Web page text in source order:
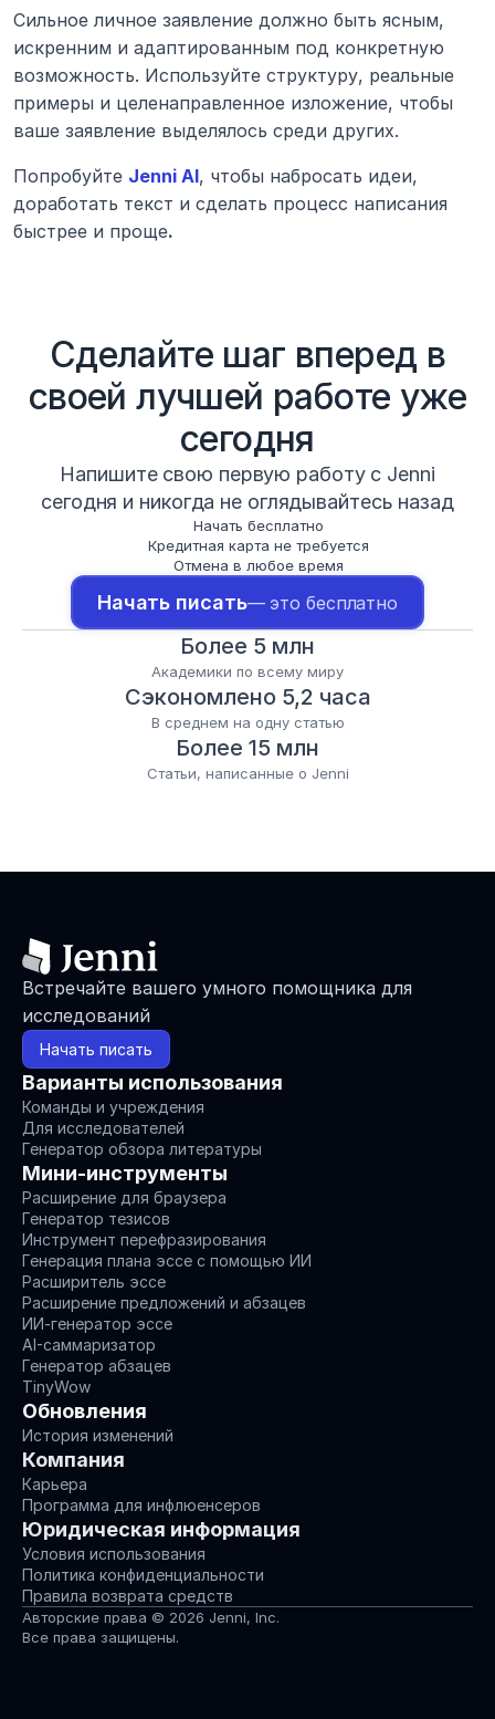
Сильное личное заявление должно быть ясным,
искренним и адаптированным под конкретную
возможность. Используйте структуру, реальные
примеры и целенаправленное изложение, чтобы
ваше заявление выделялось среди других.
Попробуйте Jenni AI, чтобы набросать идеи,
доработать текст и сделать процесс написания
быстрее и проще.
Сделайте шаг вперед в
своей лучшей работе уже
сегодня
Напишите свою первую работу с Jenni
сегодня и никогда не оглядывайтесь назад
Начать бесплатно
Кредитная карта не требуется
Отмена в любое время
Начать писать— это бесплатно
Более 5 млн
Академики по всему миру
Сэкономлено 5,2 часа
В среднем на одну статью
Более 15 млн
Статьи, написанные о Jenni
Встречайте вашего умного помощника для
исследований
Начать писать
Варианты использования
Команды и учреждения
Для исследователей
Генератор обзора литературы
Мини-инструменты
Расширение для браузера
Генератор тезисов
Инструмент перефразирования
Генерация плана эссе с помощью ИИ
Расширитель эссе
Расширение предложений и абзацев
ИИ-генератор эссе
AI-саммаризатор
Генератор абзацев
TinyWow
Обновления
История изменений
Компания
Карьера
Программа для инфлюенсеров
Юридическая информация
Условия использования
Политика конфиденциальности
Правила возврата средств
Авторские права © 2026 Jenni, Inc.
Все права защищены.